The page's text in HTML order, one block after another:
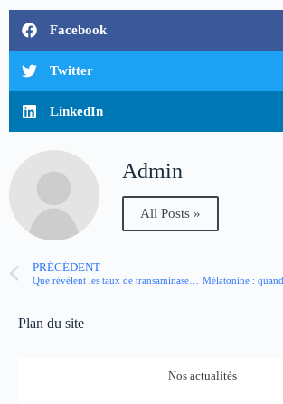
Facebook
Twitter
LinkedIn
Admin
All Posts »
PRÉCÉDENT
Plan du site
Nos actualités